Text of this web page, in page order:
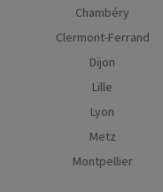
Chambéry
Clermont-Ferrand
Dijon
Lille
Lyon
Metz
Montpellier